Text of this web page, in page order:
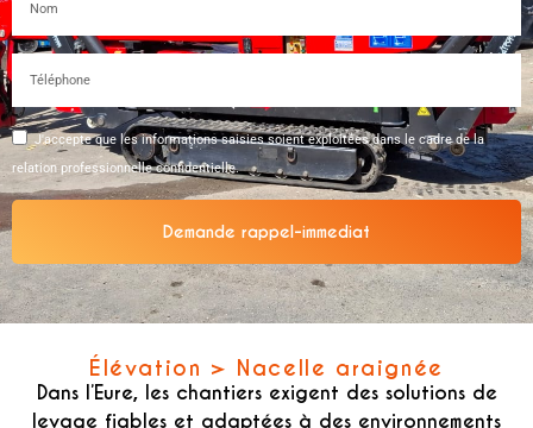
J'accepte que les informations saisies soient exploitées dans le cadre de la
relation professionnelle confidentielle.
Demande rappel-immediat
Alternative:
Élévation > Nacelle araignée
Dans l’Eure, les chantiers exigent des solutions de
levage fiables et adaptées à des environnements